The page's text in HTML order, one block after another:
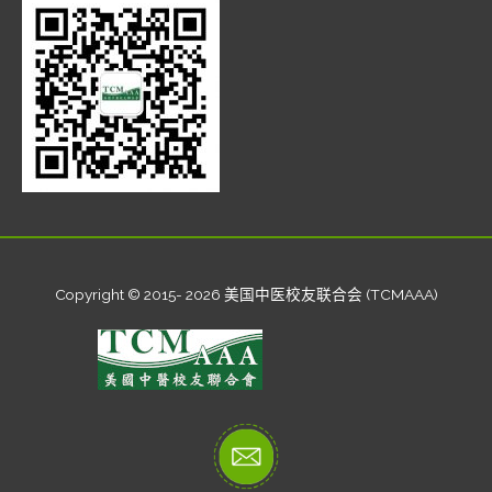
Copyright © 2015- 2026 美国中医校友联合会 (TCMAAA)